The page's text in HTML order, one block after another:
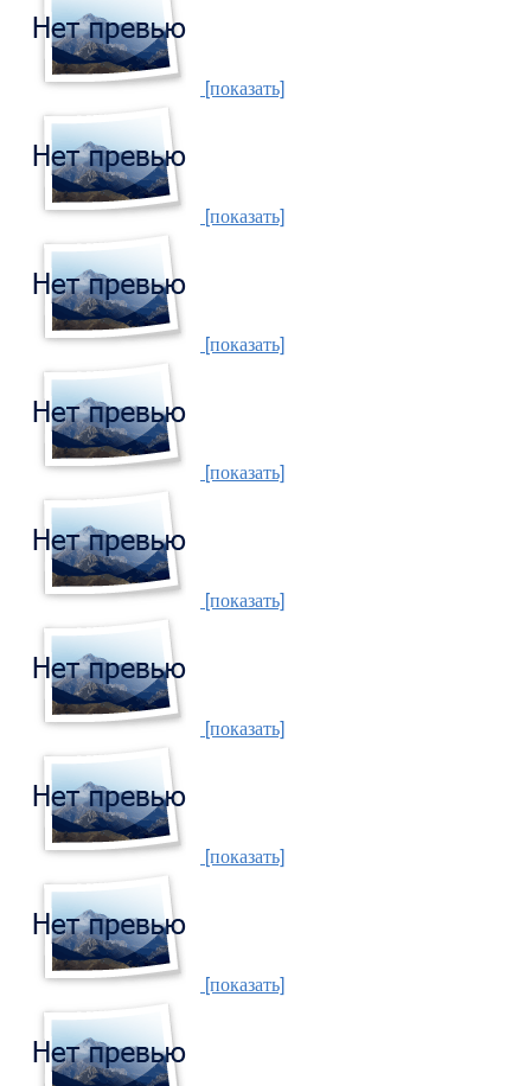
[показать]
[показать]
[показать]
[показать]
[показать]
[показать]
[показать]
[показать]